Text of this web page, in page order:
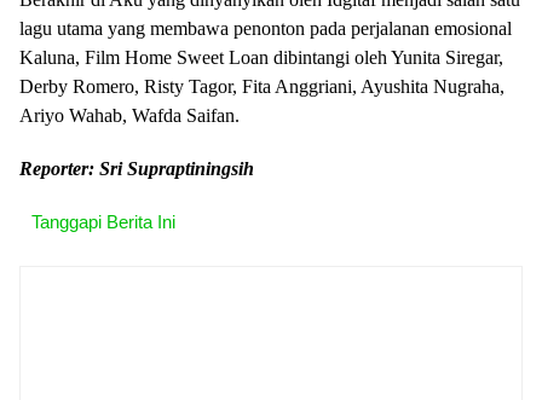
lagu utama yang membawa penonton pada perjalanan emosional
Kaluna, Film Home Sweet Loan dibintangi oleh Yunita Siregar,
Derby Romero, Risty Tagor, Fita Anggriani, Ayushita Nugraha,
Ariyo Wahab, Wafda Saifan.
Reporter: Sri Supraptiningsih
Tanggapi Berita Ini